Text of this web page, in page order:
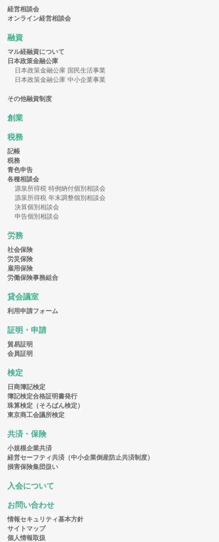
経営相談会
オンライン経営相談会
融資
マル経融資について
日本政策金融公庫
日本政策金融公庫 国民生活事業
日本政策金融公庫 中小企業事業
その他融資制度
創業
税務
記帳
税務
青色申告
各種相談会
源泉所得税 特例納付個別相談会
源泉所得税 年末調整個別相談会
決算個別相談会
申告個別相談会
労務
社会保険
労災保険
雇用保険
労働保険事務組合
貸会議室
利用申請フォーム
証明・申請
貿易証明
会員証明
検定
日商簿記検定
簿記検定合格証明書発行
珠算検定（そろばん検定）
東京商工会議所検定
共済・保険
小規模企業共済
経営セーフティ共済（中小企業倒産防止共済制度）
損害保険集団扱い
入会について
お問い合わせ
情報セキュリティ基本方針
サイトマップ
個人情報取扱